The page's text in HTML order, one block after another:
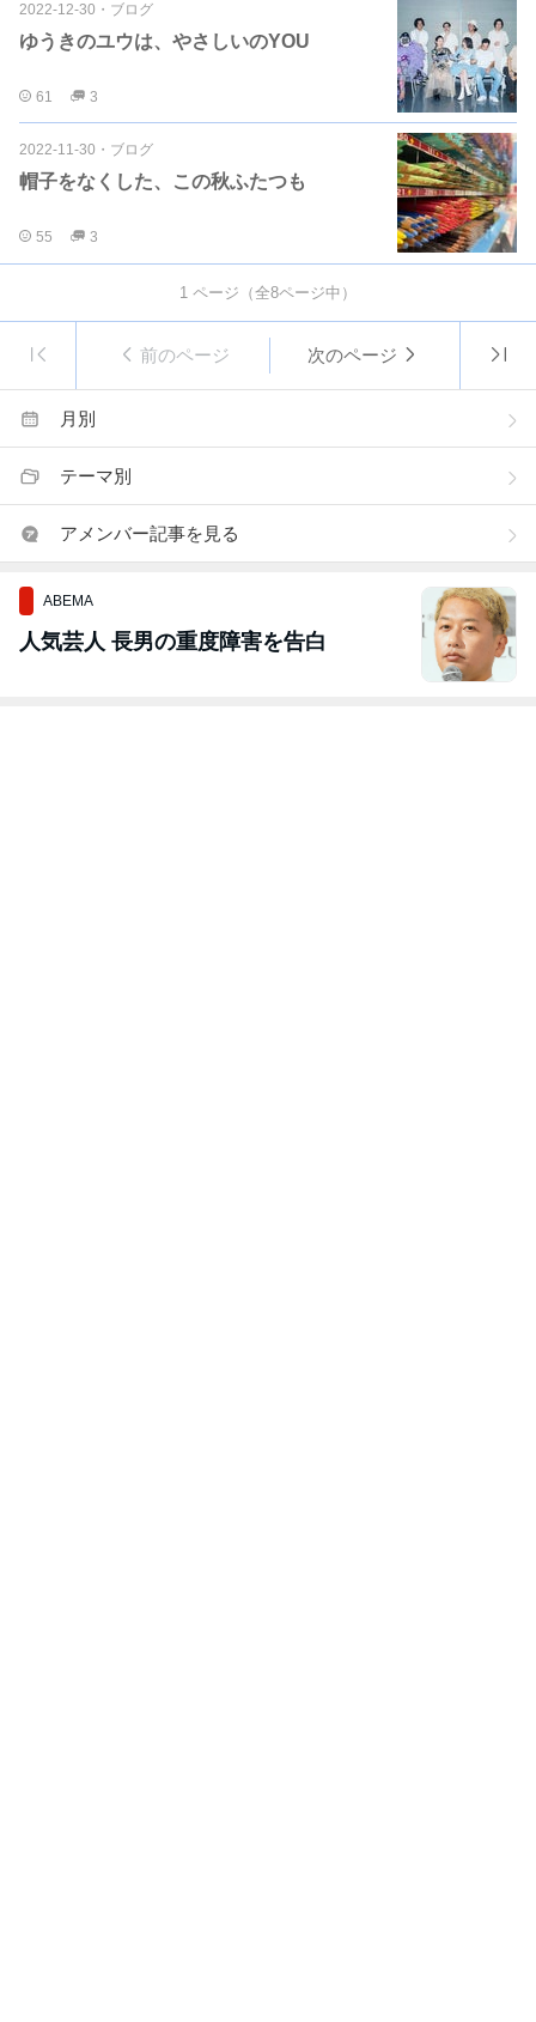
2022-12-30 ・ ブログ
ゆうきのユウは、やさしいのYOU
61 3
2022-11-30 ・ ブログ
帽子をなくした、この秋ふたつも
55 3
1 ページ（全8ページ中）
前のページ 次のページ
月別
テーマ別
アメンバー記事を見る
ABEMA
人気芸人 長男の重度障害を告白